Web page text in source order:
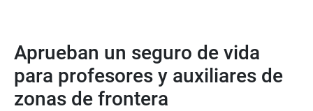
Aprueban un seguro de vida
para profesores y auxiliares de
zonas de frontera